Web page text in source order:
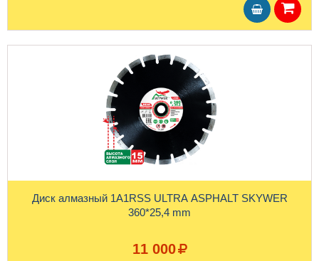
Диск алмазный 1A1RSS ULTRA ASPHALT SKYWER
360*25,4 mm
11 000